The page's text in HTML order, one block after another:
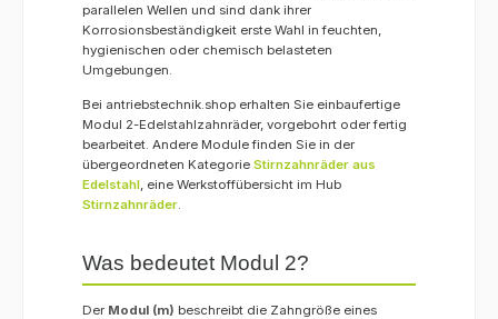
parallelen Wellen und sind dank ihrer
Korrosionsbeständigkeit erste Wahl in feuchten,
hygienischen oder chemisch belasteten
Umgebungen.
Bei antriebstechnik.shop erhalten Sie einbaufertige
Modul 2-Edelstahlzahnräder, vorgebohrt oder fertig
bearbeitet. Andere Module finden Sie in der
übergeordneten Kategorie Stirnzahnräder aus
Edelstahl, eine Werkstoffübersicht im Hub
Stirnzahnräder.
Was bedeutet Modul 2?
Der Modul (m) beschreibt die Zahngröße eines